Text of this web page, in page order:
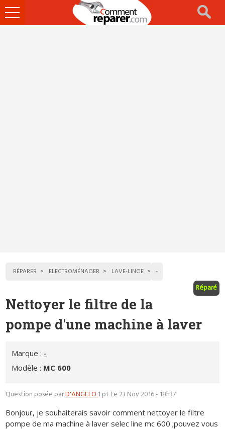
Ouvrir
le
RÉPARER ELECTROMÉNAGER LAVE-LINGE -
Réparé
Nettoyer le filtre de la
pompe d'une machine à laver
Marque : -
Modèle : MC 600
Question posée parD'ANGELO1 pt Le 23 Nov 2016 - 18h37
Bonjour, je souhaiterais savoir comment nettoyer le filtre
pompe de ma machine à laver selec line mc 600 ;pouvez vous